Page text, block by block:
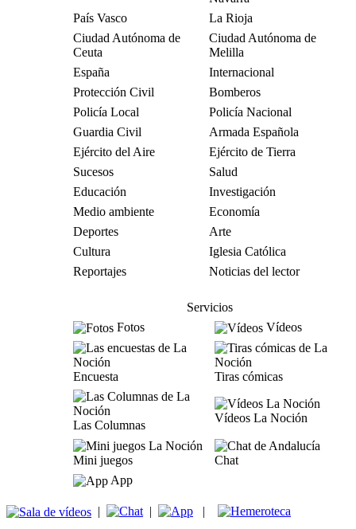
País Vasco
La Rioja
Ciudad Autónoma de
Ceuta
Ciudad Autónoma de
Melilla
España
Internacional
Protección Civil
Bomberos
Policía Local
Policía Nacional
Guardia Civil
Armada Española
Ejército del Aire
Ejército de Tierra
Sucesos
Salud
Educación
Investigación
Medio ambiente
Economía
Deportes
Arte
Cultura
Iglesia Católica
Reportajes
Noticias del lector
Servicios
Fotos
Vídeos
Encuesta Tiras cómicas
Las Columnas
Vídeos La Noción
Mini juegos
Chat
App
| | |